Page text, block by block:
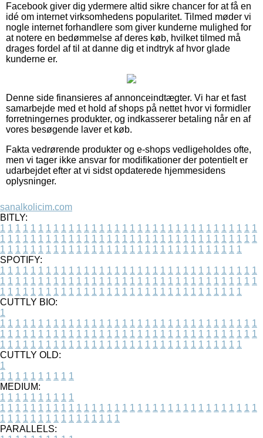
Facebook giver dig ydermere altid sikre chancer for at få en
idé om internet virksomhedens popularitet. Tilmed møder vi
nogle internet forhandlere som giver kunderne mulighed for
at notere en bedømmelse af deres køb, hvilket tilmed må
drages fordel af til at danne dig et indtryk af hvor glade
kunderne er.
Denne side finansieres af annonceindtægter. Vi har et fast
samarbejde med et hold af shops på nettet hvor vi formidler
forretningernes produkter, og indkasserer betaling når en af
vores besøgende laver et køb.
Fakta vedrørende produkter og e-shops vedligeholdes ofte,
men vi tager ikke ansvar for modifikationer der potentielt er
udarbejdet efter at vi sidst opdaterede hjemmesidens
oplysninger.
sanalkolicim.com
BITLY:
1 1 1 1 1 1 1 1 1 1 1 1 1 1 1 1 1 1 1 1 1 1 1 1 1 1 1 1 1 1 1 1 1 1
1 1 1 1 1 1 1 1 1 1 1 1 1 1 1 1 1 1 1 1 1 1 1 1 1 1 1 1 1 1 1 1 1 1
1 1 1 1 1 1 1 1 1 1 1 1 1 1 1 1 1 1 1 1 1 1 1 1 1 1 1 1 1 1 1 1
SPOTIFY:
1 1 1 1 1 1 1 1 1 1 1 1 1 1 1 1 1 1 1 1 1 1 1 1 1 1 1 1 1 1 1 1 1 1
1 1 1 1 1 1 1 1 1 1 1 1 1 1 1 1 1 1 1 1 1 1 1 1 1 1 1 1 1 1 1 1 1 1
1 1 1 1 1 1 1 1 1 1 1 1 1 1 1 1 1 1 1 1 1 1 1 1 1 1 1 1 1 1 1 1
CUTTLY BIO:
1
1 1 1 1 1 1 1 1 1 1 1 1 1 1 1 1 1 1 1 1 1 1 1 1 1 1 1 1 1 1 1 1 1 1
1 1 1 1 1 1 1 1 1 1 1 1 1 1 1 1 1 1 1 1 1 1 1 1 1 1 1 1 1 1 1 1 1 1
1 1 1 1 1 1 1 1 1 1 1 1 1 1 1 1 1 1 1 1 1 1 1 1 1 1 1 1 1 1 1 1
CUTTLY OLD:
1
1 1 1 1 1 1 1 1 1 1
MEDIUM:
1 1 1 1 1 1 1 1 1 1
1 1 1 1 1 1 1 1 1 1 1 1 1 1 1 1 1 1 1 1 1 1 1 1 1 1 1 1 1 1 1 1 1 1
1 1 1 1 1 1 1 1 1 1 1 1 1 1 1 1
PARALLELS: